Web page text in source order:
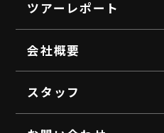
ツアーレポート
会社概要
スタッフ